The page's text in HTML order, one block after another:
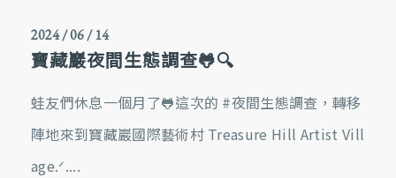
2024 / 06 / 14
寶藏巖夜間生態調查🐸🔍
蛙友們休息一個月了🐸這次的 #夜間生態調查，轉移
陣地來到寶藏巖國際藝術村 Treasure Hill Artist Vill
age.ᐟ‪‪....